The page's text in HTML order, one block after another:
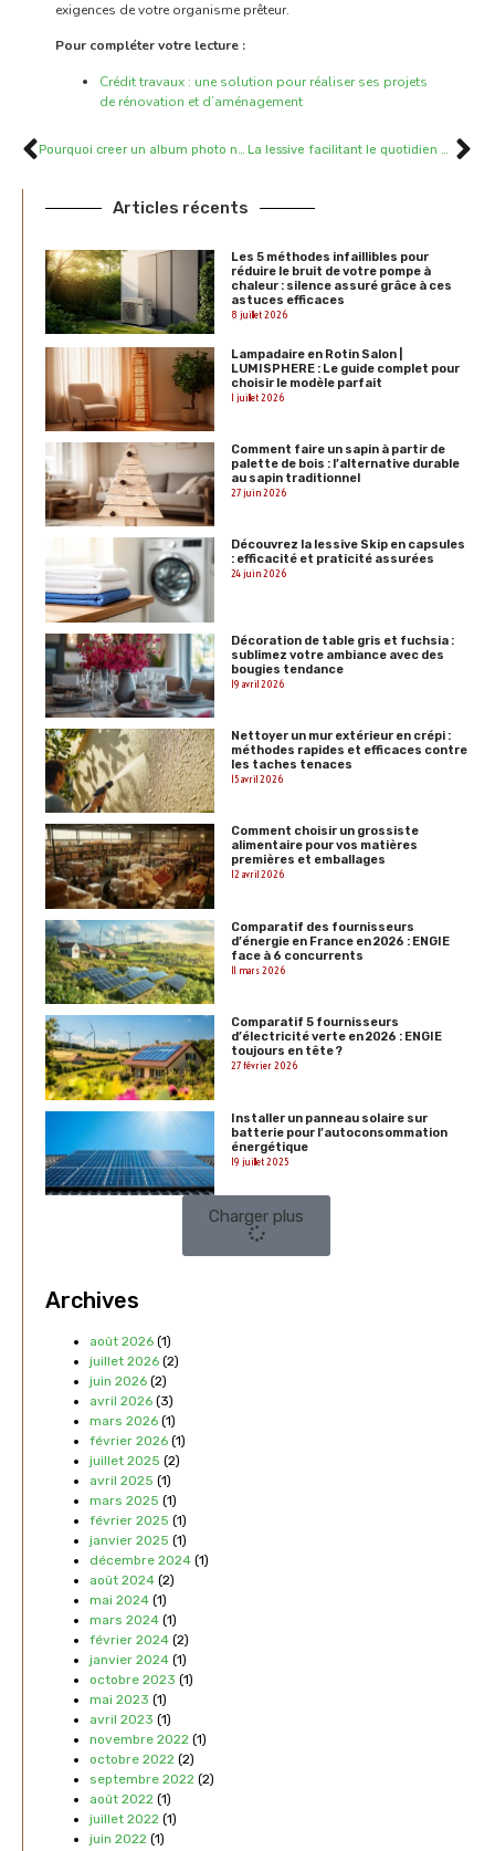
exigences de votre organisme prêteur.
Pour compléter votre lecture :
Crédit travaux : une solution pour réaliser ses projets
de rénovation et d’aménagement
Articles récents
Les 5 méthodes infaillibles pour
réduire le bruit de votre pompe à
chaleur : silence assuré grâce à ces
astuces efficaces
8 juillet 2026
Lampadaire en Rotin Salon |
LUMISPHERE : Le guide complet pour
choisir le modèle parfait
1 juillet 2026
Comment faire un sapin à partir de
palette de bois : l’alternative durable
au sapin traditionnel
27 juin 2026
Découvrez la lessive Skip en capsules
: efficacité et praticité assurées
24 juin 2026
Décoration de table gris et fuchsia :
sublimez votre ambiance avec des
bougies tendance
19 avril 2026
Nettoyer un mur extérieur en crépi :
méthodes rapides et efficaces contre
les taches tenaces
15 avril 2026
Comment choisir un grossiste
alimentaire pour vos matières
premières et emballages
12 avril 2026
Comparatif des fournisseurs
d’énergie en France en 2026 : ENGIE
face à 6 concurrents
11 mars 2026
Comparatif 5 fournisseurs
d’électricité verte en 2026 : ENGIE
toujours en tête ?
27 février 2026
Installer un panneau solaire sur
batterie pour l’autoconsommation
énergétique
19 juillet 2025
Charger plus
Archives
août 2026 (1)
juillet 2026 (2)
juin 2026 (2)
avril 2026 (3)
mars 2026 (1)
février 2026 (1)
juillet 2025 (2)
avril 2025 (1)
mars 2025 (1)
février 2025 (1)
janvier 2025 (1)
décembre 2024 (1)
août 2024 (2)
mai 2024 (1)
mars 2024 (1)
février 2024 (2)
janvier 2024 (1)
octobre 2023 (1)
mai 2023 (1)
avril 2023 (1)
novembre 2022 (1)
octobre 2022 (2)
septembre 2022 (2)
août 2022 (1)
juillet 2022 (1)
juin 2022 (1)